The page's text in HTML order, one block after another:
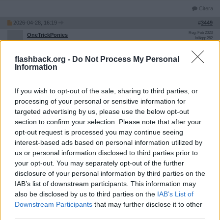
flashback.org - Do Not Process My Personal
Information
If you wish to opt-out of the sale, sharing to third parties, or
processing of your personal or sensitive information for
targeted advertising by us, please use the below opt-out
section to confirm your selection. Please note that after your
opt-out request is processed you may continue seeing
interest-based ads based on personal information utilized by
us or personal information disclosed to third parties prior to
your opt-out. You may separately opt-out of the further
disclosure of your personal information by third parties on the
IAB’s list of downstream participants. This information may
also be disclosed by us to third parties on the IAB’s List of
Downstream Participants that may further disclose it to other
Citera
2026-04-28, 16:19 #3449
OneTrickPonies
Medlem
Reg: Feb 2023
Inlägg: 262
Citat:
Ursprungligen postat av
En annan aspekt, som jag vet att en dansk företrädare har
lyft fram, är att antalet gräshästar inte skulle kunna fylla lopp
på ännu en gräsbana (som ju varit planen i Bara).
Undrar om ett framtida Svenskt Derby på Bro Park kommer
att ridas på gräs eller dirt.
Birger tror att det galopperas i Bara 2029.
Citera
2026-04-28, 21:40 #3450
Reg: Mar 2022